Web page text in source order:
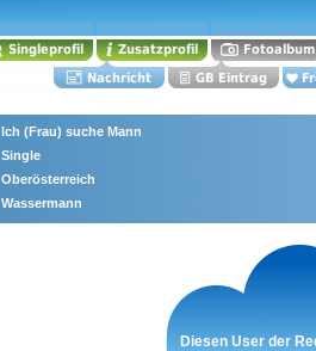
Ich (Frau) suche Mann
Single
Oberösterreich
Wassermann
Diesen User der